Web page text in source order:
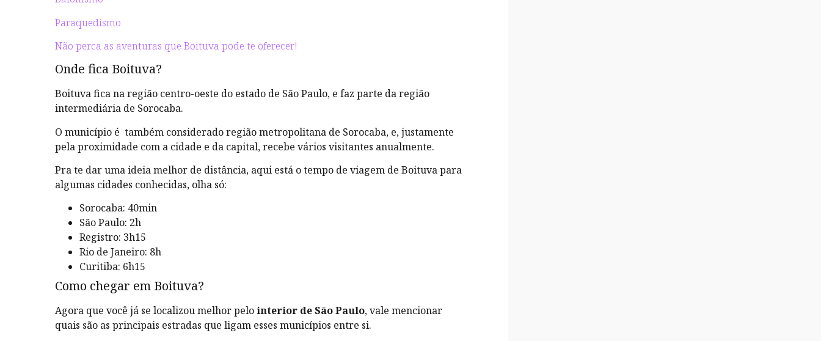
Paraquedismo
Não perca as aventuras que Boituva pode te oferecer!
Onde fica Boituva?
Boituva fica na região centro-oeste do estado de São Paulo, e faz parte da região
intermediária de Sorocaba.
O município é também considerado região metropolitana de Sorocaba, e, justamente
pela proximidade com a cidade e da capital, recebe vários visitantes anualmente.
Pra te dar uma ideia melhor de distância, aqui está o tempo de viagem de Boituva para
algumas cidades conhecidas, olha só:
Sorocaba: 40min
São Paulo: 2h
Registro: 3h15
Rio de Janeiro: 8h
Curitiba: 6h15
Como chegar em Boituva?
Agora que você já se localizou melhor pelointerior de São Paulo, vale mencionar
quais são as principais estradas que ligam esses municípios entre si.